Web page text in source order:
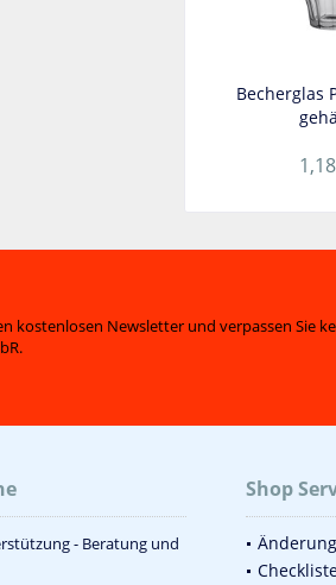
Becherglas
kostenlosen Newsletter und verpassen Sie
- Beratung und
Shop